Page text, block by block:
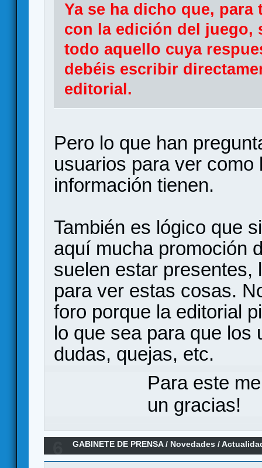
Ya se ha dicho que,
con la edición del
todo aquello cuya
debéis escribir
editorial.
Pero lo que han
usuarios para ver
información tienen.
También es lógico que
aquí mucha promoción
suelen estar presentes,
para ver estas cosas.
foro porque la editorial
lo que sea para que los
dudas, quejas, etc.
Para este
un gracias!
GABINETE DE PRENSA/ Novedades /
Big Box por Ediciones MasQueOca